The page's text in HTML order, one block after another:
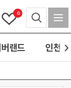
0
랜드
인천(